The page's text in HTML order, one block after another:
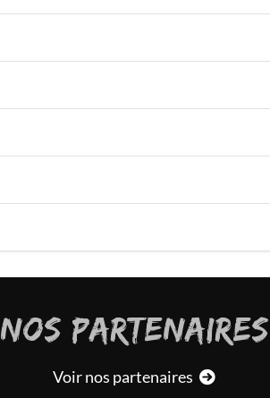
NOS PARTENAIRES
Voir nos partenaires